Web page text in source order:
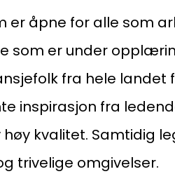
er åpne for alle som
som er under
fra hele landet
inspirasjon fra
kvalitet. Samtidig
trivelige omgivelser.